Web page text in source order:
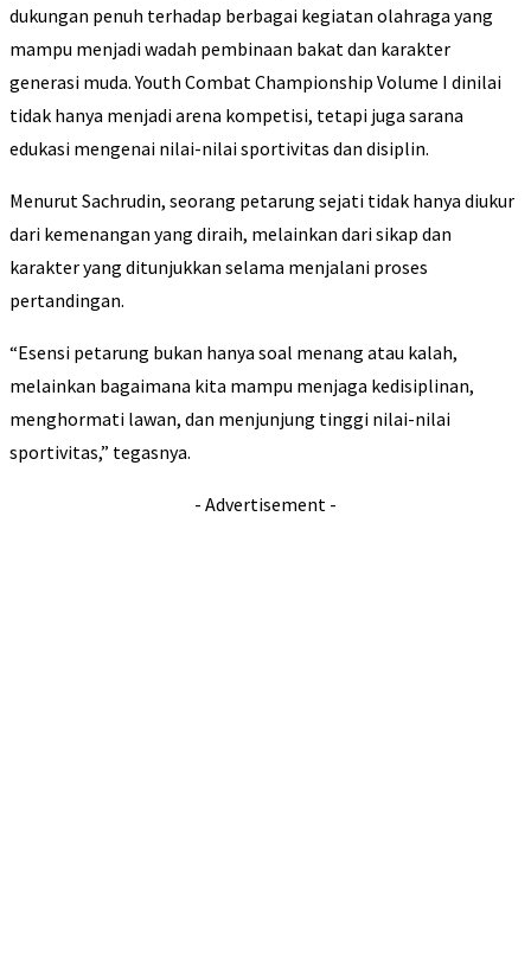
dukungan penuh terhadap berbagai kegiatan olahraga yang
mampu menjadi wadah pembinaan bakat dan karakter
generasi muda. Youth Combat Championship Volume I dinilai
tidak hanya menjadi arena kompetisi, tetapi juga sarana
edukasi mengenai nilai-nilai sportivitas dan disiplin.
Menurut Sachrudin, seorang petarung sejati tidak hanya diukur
dari kemenangan yang diraih, melainkan dari sikap dan
karakter yang ditunjukkan selama menjalani proses
pertandingan.
“Esensi petarung bukan hanya soal menang atau kalah,
melainkan bagaimana kita mampu menjaga kedisiplinan,
menghormati lawan, dan menjunjung tinggi nilai-nilai
sportivitas,” tegasnya.
- Advertisement -